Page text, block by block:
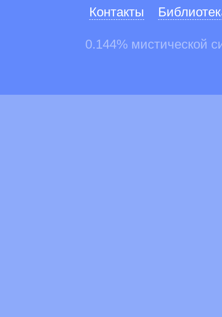
Контакты
0.144% мистической